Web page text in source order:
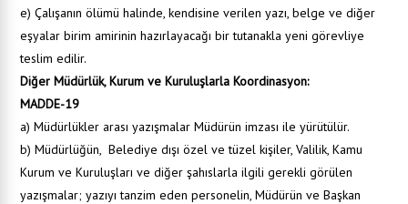
e) Çalışanın ölümü halinde, kendisine verilen yazı, belge ve diğer
eşyalar birim amirinin hazırlayacağı bir tutanakla yeni görevliye
teslim edilir.
Diğer Müdürlük, Kurum ve Kuruluşlarla Koordinasyon:
MADDE-19
a) Müdürlükler arası yazışmalar Müdürün imzası ile yürütülür.
b) Müdürlüğün, Belediye dışı özel ve tüzel kişiler, Valilik, Kamu
Kurum ve Kuruluşları ve diğer şahıslarla ilgili gerekli görülen
yazışmalar; yazıyı tanzim eden personelin, Müdürün ve Başkan